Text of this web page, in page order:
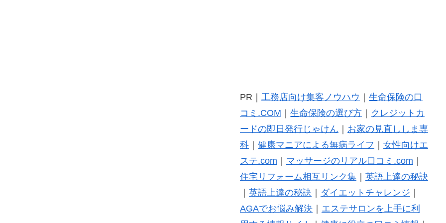
PR｜ 工務店向け集客ノウハウ ｜ 生命保険の口
コミ.COM ｜ 生命保険の選び方｜ クレジットカ
ードの即日発行じゃけん ｜ お家の見直ししま専
科｜ 健康マニアによる無病ライフ ｜ 女性向けエ
ステ.com ｜ マッサージのリアル口コミ.com ｜
住宅リフォーム相互リンク集｜ 英語上達の秘訣
｜ 英語上達の秘訣 ｜ ダイエットチャレンジ ｜
AGAでお悩み解決｜ エステサロンを上手に利